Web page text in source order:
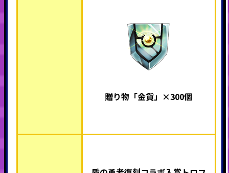
贈り物「金貨」×300個